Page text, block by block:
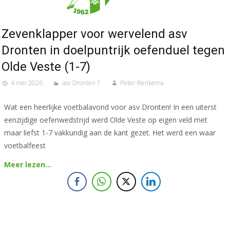
Zevenklapper voor wervelend asv
Dronten in doelpuntrijk oefenduel tegen
Olde Veste (1-7)
4 mei 2026 asv Dronten 1 Peter Renkema
Wat een heerlijke voetbalavond voor asv Dronten! In een uiterst
eenzijdige oefenwedstrijd werd Olde Veste op eigen veld met
maar liefst 1-7 vakkundig aan de kant gezet. Het werd een waar
voetbalfeest
Meer lezen…